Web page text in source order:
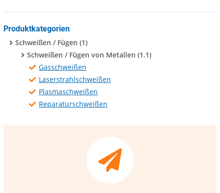
Produktkategorien
Schweißen / Fügen (1)
Schweißen / Fügen von Metallen (1.1)
Gasschweißen
Laserstrahlschweißen
Plasmaschweißen
Reparaturschweißen